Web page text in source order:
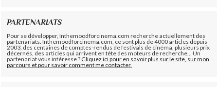
PARTENARIATS
Pour se développer, Inthemoodforcinema.com recherche actuellement des
partenariats. Inthemoodforcinema.com, ce sont plus de 4000 articles depuis
2003, des centaines de comptes-rendus de festivals de cinéma, plusieurs prix
décernés, des articles qui arrivent en tête des moteurs de recherche... Un
partenariat vous intéresse ?Cliquez ici pour en savoir plus sur le site, sur mon
parcours et pour savoir comment me contacter.